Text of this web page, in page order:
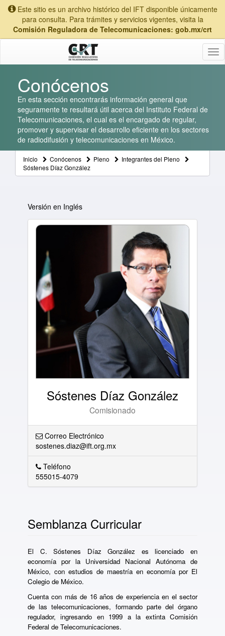
Este sitio es un archivo histórico del IFT disponible únicamente
para consulta. Para trámites y servicios vigentes, visita la
Comisión Reguladora de Telecomunicaciones: gob.mx/crt
Conócenos
En esta sección encontrarás información general que
seguramente te resultará útil acerca del Instituto Federal de
Telecomunicaciones, el cual es el encargado de regular,
promover y supervisar el desarrollo eficiente en los sectores
de radiodifusión y telecomunicaciones en México.
Inicio Conócenos Pleno
Integrantes del Pleno
Sóstenes Díaz González
Versión en Inglés
Sóstenes Díaz González
Comisionado
Correo Electrónico
sostenes.diaz@ift.org.mx
Teléfono
555015-4079
Semblanza Curricular
El C. Sóstenes Díaz González es licenciado en
economía por la Universidad Nacional Autónoma de
México, con estudios de maestría en economía por El
Colegio de México.
Cuenta con más de 16 años de experiencia en el sector
de las telecomunicaciones, formando parte del órgano
regulador, ingresando en 1999 a la extinta Comisión
Federal de Telecomunicaciones.